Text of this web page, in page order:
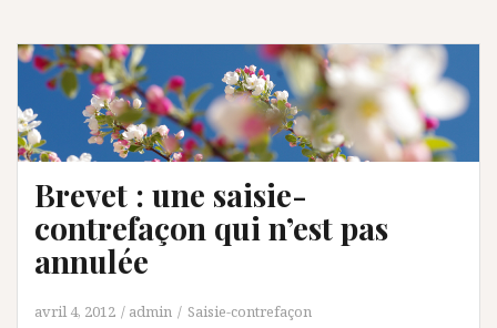
Brevet : une saisie-
contrefaçon qui n’est pas
annulée
avril 4, 2012 admin Saisie-contrefaçon